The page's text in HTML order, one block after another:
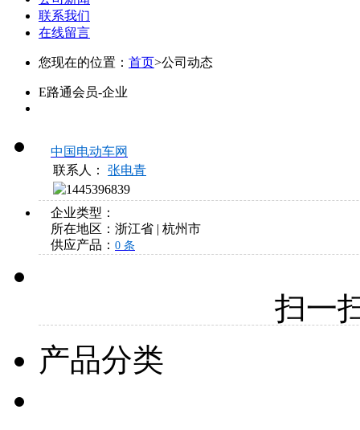
联系我们
在线留言
您现在的位置： 首页>公司动态
E路通会员-企业
中国电动车网
联系人：
张电青
企业类型：
所在地区： 浙江省 | 杭州市
供应产品： 0 条
扫一
产品分类